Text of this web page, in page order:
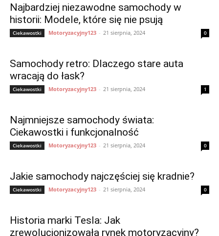
Najbardziej niezawodne samochody w
historii: Modele, które się nie psują
Ciekawostki Motoryzacyjny123 - 21 sierpnia, 2024 0
Samochody retro: Dlaczego stare auta
wracają do łask?
Ciekawostki Motoryzacyjny123 - 21 sierpnia, 2024 1
Najmniejsze samochody świata:
Ciekawostki i funkcjonalność
Ciekawostki Motoryzacyjny123 - 21 sierpnia, 2024 0
Jakie samochody najczęściej się kradnie?
Ciekawostki Motoryzacyjny123 - 21 sierpnia, 2024 0
Historia marki Tesla: Jak
zrewolucjonizowała rynek motoryzacyjny?